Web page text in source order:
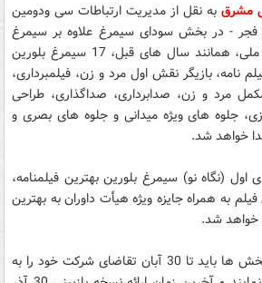
مشرق به نقل از مدیریت ارتباطات سی ودومین
فجر - در بخش سودای سیمرغ علاوه بر سیمرغ
زرین بهترین فیلم با نگاه ملی، همانند سال های قبل، 17 سیمرغ بلورین
نامه، بازیگر نقش اول مرد و زن، فیلمبرداری،
مرد و زن، صدابرداری، صداگذاری، طراحی
جلوه های ویژه میدانی و جلوه های بصری و
خواهد شد.
(نگاه نو) سیمرغ بلورین بهترین فیلمنامه،
فیلم به همراه جایزه ویژه هیأت داوران به بهترین
خواهد شد.
متقاضیان شرکت در این بخش ها باید تا 30 آبان تقاضای شرکت خود را به